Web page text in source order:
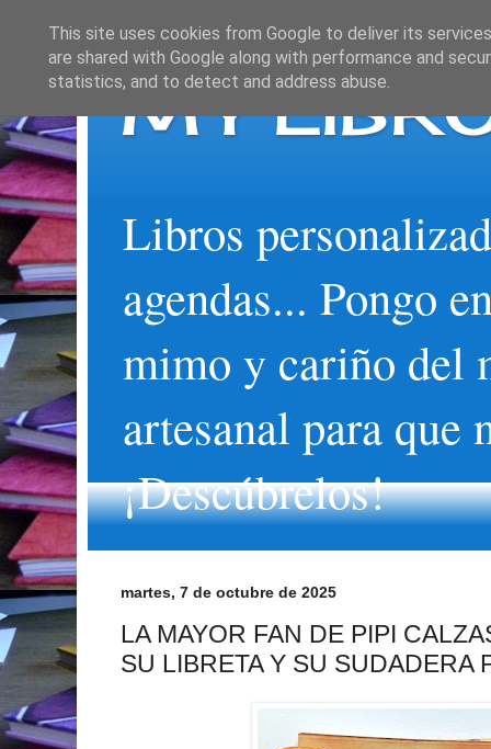
MY
Libros
agendas... Pongo
mimo y cariño del
artesanal para que
¡Descúbrelos!
martes, 7 de octubre de 2025
LA MAYOR FAN DE PIPI
SU LIBRETA Y SU SUDADERA
This site uses cookies from Google to deliver its
are shared with Google along with performance and
statistics, and to detect and address abuse.